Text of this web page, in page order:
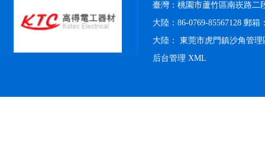
臺灣：桃園市蘆竹區南崁路二
大陸：86-0769-85567128 郵箱
大陸： 東莞市虎門鎮沙角管理
后台管理 XML